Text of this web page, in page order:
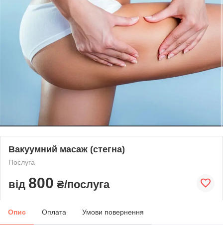
Вакуумний масаж (стегна)
Послуга
від 800 ₴/послуга
Опис Оплата Умови повернення